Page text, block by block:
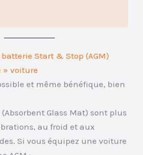
batterie Start & Stop (AGM)
» voiture
et même bénéfique, bien
(Absorbent Glass Mat) sont plus
au froid et aux
Si vous équipez une voiture